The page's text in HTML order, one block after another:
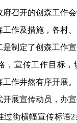
府召开的创森工作
工作及措施，各村
是制定了创森工作
，宣传工作目标，
作井然有序开展
开展宣传动员，办
过街横幅宣传标语